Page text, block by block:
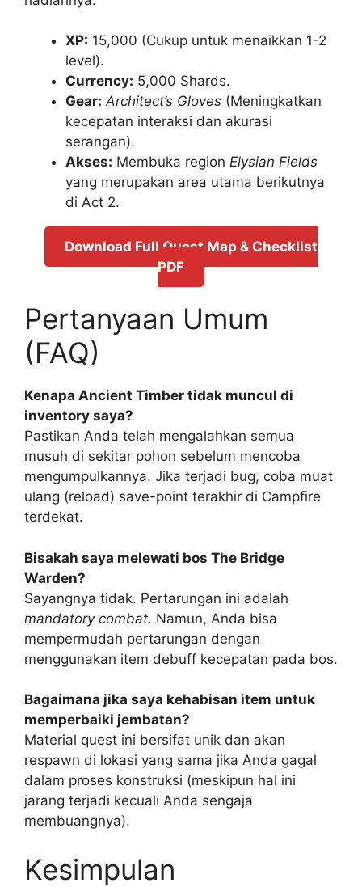
XP: 15,000 (Cukup untuk menaikkan 1-2
level).
Currency: 5,000 Shards.
Gear: Architect’s Gloves (Meningkatkan
kecepatan interaksi dan akurasi
serangan).
Akses: Membuka region Elysian Fields
yang merupakan area utama berikutnya
di Act 2.
Download Full Quest Map & Checklist
PDF
Pertanyaan Umum
(FAQ)
Kenapa Ancient Timber tidak muncul di
inventory saya?
Pastikan Anda telah mengalahkan semua
musuh di sekitar pohon sebelum mencoba
mengumpulkannya. Jika terjadi bug, coba muat
ulang (reload) save-point terakhir di Campfire
terdekat.
Bisakah saya melewati bos The Bridge
Warden?
Sayangnya tidak. Pertarungan ini adalah
mandatory combat. Namun, Anda bisa
mempermudah pertarungan dengan
menggunakan item debuff kecepatan pada bos.
Bagaimana jika saya kehabisan item untuk
memperbaiki jembatan?
Material quest ini bersifat unik dan akan
respawn di lokasi yang sama jika Anda gagal
dalam proses konstruksi (meskipun hal ini
jarang terjadi kecuali Anda sengaja
membuangnya).
Kesimpulan